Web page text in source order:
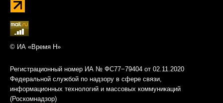
© ИА «Время Н»
Регистрационный номер ИА № ФС77−79404 от 02.11.2020
Федеральной службой по надзору в сфере связи,
информационных технологий и массовых коммуникаций
(Роскомнадзор)